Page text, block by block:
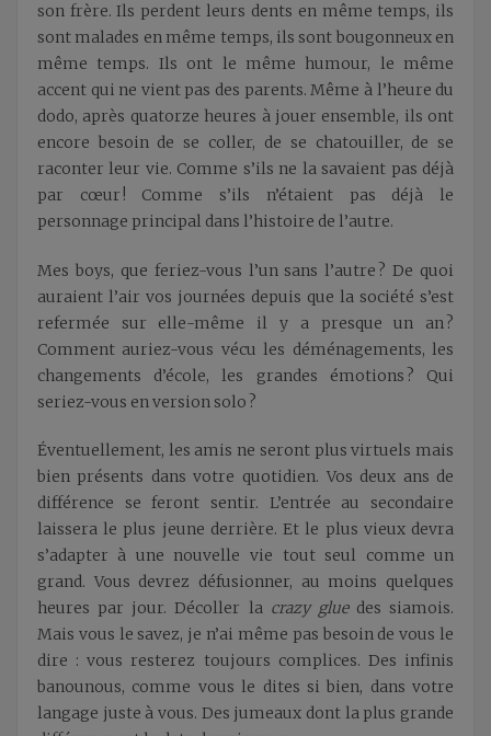
son frère. Ils perdent leurs dents en même temps, ils
sont malades en même temps, ils sont bougonneux en
même temps. Ils ont le même humour, le même
accent qui ne vient pas des parents. Même à l’heure du
dodo, après quatorze heures à jouer ensemble, ils ont
encore besoin de se coller, de se chatouiller, de se
raconter leur vie. Comme s’ils ne la savaient pas déjà
par cœur ! Comme s’ils n’étaient pas déjà le
personnage principal dans l’histoire de l’autre.
Mes boys, que feriez-vous l’un sans l’autre ? De quoi
auraient l’air vos journées depuis que la société s’est
refermée sur elle-même il y a presque un an ?
Comment auriez-vous vécu les déménagements, les
changements d’école, les grandes émotions ? Qui
seriez-vous en version solo ?
Éventuellement, les amis ne seront plus virtuels mais
bien présents dans votre quotidien. Vos deux ans de
différence se feront sentir. L’entrée au secondaire
laissera le plus jeune derrière. Et le plus vieux devra
s’adapter à une nouvelle vie tout seul comme un
grand. Vous devrez défusionner, au moins quelques
heures par jour. Décoller la crazy gluedes siamois.
Mais vous le savez, je n’ai même pas besoin de vous le
dire : vous resterez toujours complices. Des infinis
banounous, comme vous le dites si bien, dans votre
langage juste à vous. Des jumeaux dont la plus grande